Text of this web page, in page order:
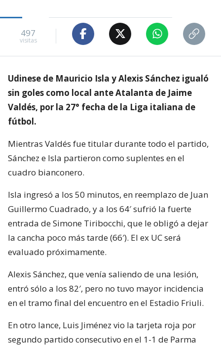
497
visitas
Udinese de Mauricio Isla y Alexis Sánchez igualó
sin goles como local ante Atalanta de Jaime
Valdés, por la 27° fecha de la Liga italiana de
fútbol.
Mientras Valdés fue titular durante todo el partido,
Sánchez e Isla partieron como suplentes en el
cuadro bianconero.
Isla ingresó a los 50 minutos, en reemplazo de Juan
Guillermo Cuadrado, y a los 64′ sufrió la fuerte
entrada de Simone Tiribocchi, que le obligó a dejar
la cancha poco más tarde (66′). El ex UC será
evaluado próximamente.
Alexis Sánchez, que venía saliendo de una lesión,
entró sólo a los 82′, pero no tuvo mayor incidencia
en el tramo final del encuentro en el Estadio Friuli.
En otro lance, Luis Jiménez vio la tarjeta roja por
segundo partido consecutivo en el 1-1 de Parma